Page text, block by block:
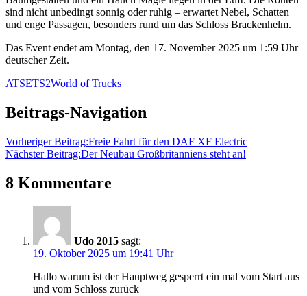
sind nicht unbedingt sonnig oder ruhig – erwartet Nebel, Schatten
und enge Passagen, besonders rund um das Schloss Brackenhelm.
Das Event endet am Montag, den 17. November 2025 um 1:59 Uhr
deutscher Zeit.
ATSETS2World of Trucks
Beitrags-Navigation
Vorheriger Beitrag:Freie Fahrt für den DAF XF Electric
Nächster Beitrag:Der Neubau Großbritanniens steht an!
8 Kommentare
Udo 2015 sagt:
19. Oktober 2025 um 19:41 Uhr
Hallo warum ist der Hauptweg gesperrt ein mal vom Start aus
und vom Schloss zurück